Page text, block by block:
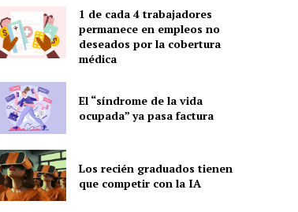
1 de cada 4 trabajadores
permanece en empleos no
deseados por la cobertura
médica
El “síndrome de la vida
ocupada” ya pasa factura
Los recién graduados tienen
que competir con la IA